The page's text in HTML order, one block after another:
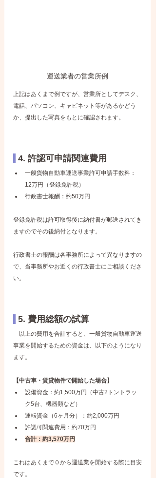
運送業者の営業所例
上記はあくまで例ですが、営業所としてデスク、
電話、パソコン、キャビネット等があるかどう
か、提出した写真をもとに確認されます。
4. 許認可申請関連費用
一般貨物自動車運送事業許可申請手数料：
12万円（登録免許税）
行政書士報酬：約50万円
登録免許税は許可取得後に納付書が郵送されてき
ますのでその後納付となります。
行政書士の報酬は各事務所によって異なりますの
で、当事務所やお近くの行政書士にご相談くださ
い。
5. 費用総額の試算
以上の費用を合計すると、一般貨物自動車運送
事業を開始するための資金は、以下のようになり
ます。
【中古車・賃貸物件で開始した場合】
設備資金：約1,500万円（中古2トントラッ
ク5台、機器類など）
運転資金（6ヶ月分）：約2,000万円
許認可関連費用：約70万円
合計：約3,570万円
これはあくまで０から運送業を開始する際に目安
です。